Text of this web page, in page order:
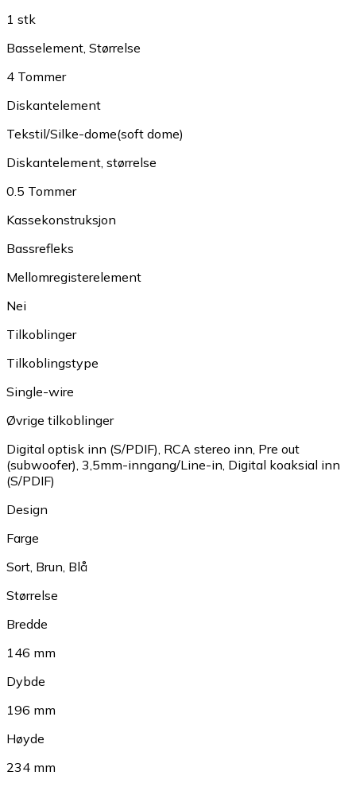
1 stk
Basselement, Størrelse
4 Tommer
Diskantelement
Tekstil/Silke-dome(soft dome)
Diskantelement, størrelse
0.5 Tommer
Kassekonstruksjon
Bassrefleks
Mellomregisterelement
Nei
Tilkoblinger
Tilkoblingstype
Single-wire
Øvrige tilkoblinger
Digital optisk inn (S/PDIF), RCA stereo inn, Pre out
(subwoofer), 3,5mm-inngang/Line-in, Digital koaksial inn
(S/PDIF)
Design
Farge
Sort, Brun, Blå
Størrelse
Bredde
146 mm
Dybde
196 mm
Høyde
234 mm